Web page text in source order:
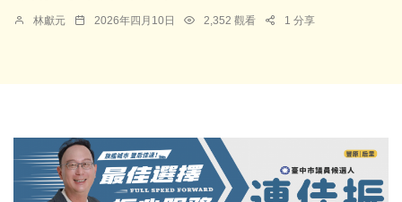
林獻元 2026年四月10日 2,352 觀看 1 分享